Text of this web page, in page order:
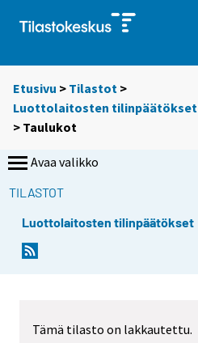
Etusivu > Tilastot >
Luottolaitosten tilinpäätökset
> Taulukot
Avaa valikko
TILASTOT
Luottolaitosten tilinpäätökset
Tämä tilasto on lakkautettu.